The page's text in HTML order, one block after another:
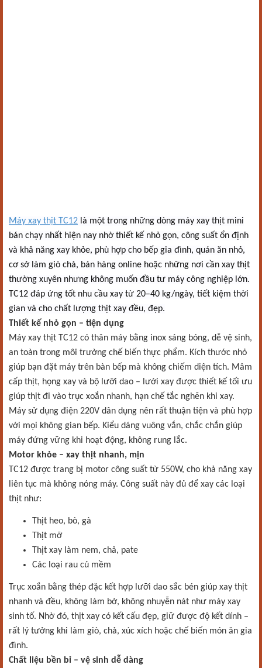
Máy xay thịt TC12 là một trong những dòng máy xay thịt mini
bán chạy nhất hiện nay nhờ thiết kế nhỏ gọn, công suất ổn định
và khả năng xay khỏe, phù hợp cho bếp gia đình, quán ăn nhỏ,
cơ sở làm giò chả, bán hàng online hoặc những nơi cần xay thịt
thường xuyên nhưng không muốn đầu tư máy công nghiệp lớn.
TC12 đáp ứng tốt nhu cầu xay từ 20–40 kg/ngày, tiết kiệm thời
gian và cho chất lượng thịt xay đều, đẹp.
Thiết kế nhỏ gọn – tiện dụng
Máy xay thịt TC12 có thân máy bằng inox sáng bóng, dễ vệ sinh,
an toàn trong môi trường chế biến thực phẩm. Kích thước nhỏ
giúp bạn đặt máy trên bàn bếp mà không chiếm diện tích. Mâm
cấp thịt, họng xay và bộ lưỡi dao – lưới xay được thiết kế tối ưu
giúp thịt đi vào trục xoắn nhanh, hạn chế tắc nghẽn khi xay.
Máy sử dụng điện 220V dân dụng nên rất thuận tiện và phù hợp
với mọi không gian bếp. Kiểu dáng vuông vắn, chắc chắn giúp
máy đứng vững khi hoạt động, không rung lắc.
Motor khỏe – xay thịt nhanh, mịn
TC12 được trang bị motor công suất từ 550W, cho khả năng xay
liên tục mà không nóng máy. Công suất này đủ để xay các loại
thịt như:
Thịt heo, bò, gà
Thịt mỡ
Thịt xay làm nem, chả, pate
Các loại rau củ mềm
Trục xoắn bằng thép đặc kết hợp lưỡi dao sắc bén giúp xay thịt
nhanh và đều, không làm bở, không nhuyễn nát như máy xay
sinh tố. Nhờ đó, thịt xay có kết cấu đẹp, giữ được độ kết dính –
rất lý tưởng khi làm giò, chả, xúc xích hoặc chế biến món ăn gia
đình.
Chất liệu bền bỉ – vệ sinh dễ dàng